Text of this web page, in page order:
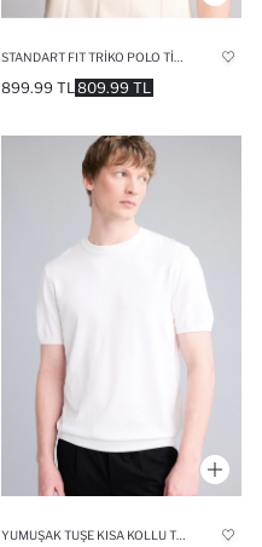
809.99 TL
899.99 TL
YUMUŞAK TUŞE KISA KOLLU TIŞÖRT